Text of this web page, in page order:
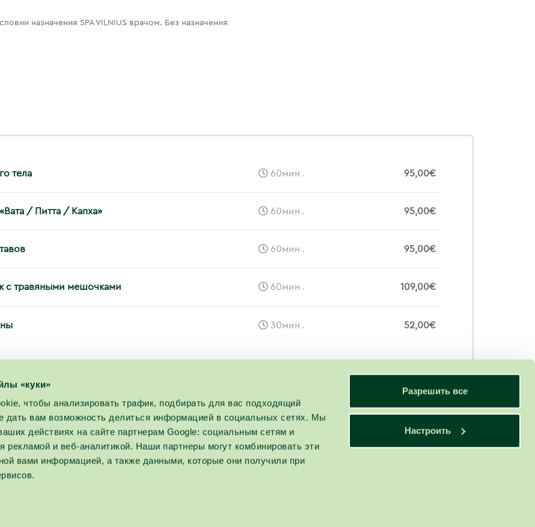
«куки»
чтобы анализировать трафик, подбирать для вас подходящий
дать вам возможность делиться информацией в социальных сетях. Мы
действиях на сайте партнерам Google: социальным сетям и
и веб-аналитикой. Наши партнеры могут комбинировать эти
вами информацией, а также данными, которые они получили при
Разрешить все
Настроить
назначения SPA VILNIUS врачом. Без назначения
тела 60мин . 95,00€
/ Питта / Капха» 60мин . 95,00€
60мин . 95,00€
с травяными мешочками 60мин . 109,00€
30мин . 52,00€